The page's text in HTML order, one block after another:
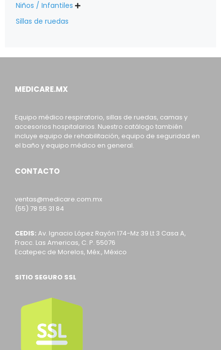
Niños / Infantiles 
Sillas de ruedas
MEDICARE.MX
Equipo médico respiratorio, sillas de ruedas, camas y
accesorios hospitalarios. Nuestro catálogo también
incluye equipo de rehabilitación, equipo de seguridad en
el baño y equipo médico en general.
CONTACTO
ventas@medicare.com.mx
(55) 78 55 31 84
CEDIS: Av. Ignacio López Rayón 174-Mz 39 Lt 3 Casa A,
Fracc. Las Americas, C. P. 55076
Ecatepec de Morelos, Méx., México
SITIO SEGURO SSL